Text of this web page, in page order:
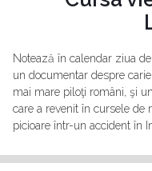
Notează în calendar ziua
un documentar despre
mai mare piloţi români, şi
care a revenit în cursele
picioare într-un accident în